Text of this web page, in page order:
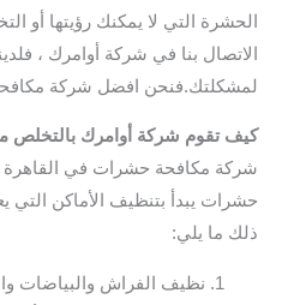
الحشرة التي لا يمكنك رؤيتها أو
الاتصال بنا في شركة أوامرك ،
لمشكلتك.فنحن افضل شركة
كيف تقوم شركة أوامرك بالتخلص
شركة مكافحة حشرات في القاهرة
حشرات يبدأ بتنظيف الأماكن
ذلك ما يلي:
نظيف الفراش والبياضات